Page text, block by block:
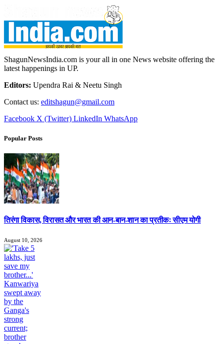
ShagunNewsIndia.com is your all in one News website offering the
latest happenings in UP.
Editors: Upendra Rai & Neetu Singh
Contact us: editshagun@gmail.com
Facebook X (Twitter) LinkedIn WhatsApp
Popular Posts
तिरंगा विकास, विरासत और भारत की आन-बान-शान का प्रतीकः सीएम योगी
August 10, 2026